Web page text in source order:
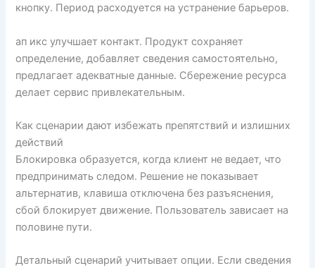
кнопку. Период расходуется на устранение барьеров.
ап икс улучшает контакт. Продукт сохраняет
определение, добавляет сведения самостоятельно,
предлагает адекватные данные. Сбережение ресурса
делает сервис привлекательным.
Как сценарии дают избежать препятствий и излишних
действий
Блокировка образуется, когда клиент не ведает, что
предпринимать следом. Решение не показывает
альтернатив, клавиша отключена без разъяснения,
сбой блокирует движение. Пользователь зависает на
половине пути.
Детальный сценарий учитывает опции. Если сведения